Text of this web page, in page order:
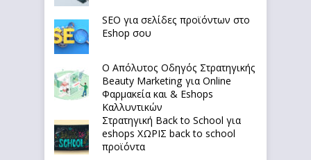
SEO για σελίδες προϊόντων στο
Eshop σου
Ο Απόλυτoς Οδηγός Στρατηγικής
Beauty Marketing για Online
Φαρμακεία και & Eshops
Καλλυντικών
Στρατηγική Back to School για
eshops ΧΩΡΙΣ back to school
προϊόντα